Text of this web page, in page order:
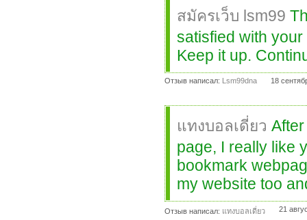
สมัครเว็บ lsm99
satisfied with
Keep it up.
Отзыв написал: Lsm99dna 18
แทงบอลเดี่ยว
page, I really like
bookmark
my website too
Отзыв написал: แทงบอลเดี่ยว 21